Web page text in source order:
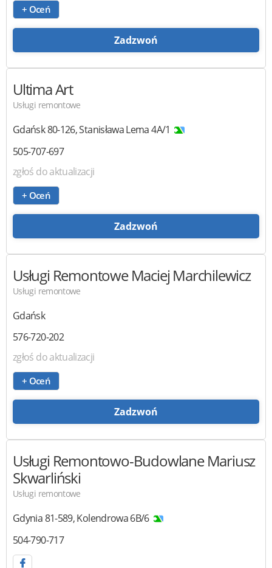
+ Oceń
Zadzwoń
Ultima Art
Usługi remontowe
Gdańsk80-126,Stanisława Lema 4A/1
505-707-697
zgłoś do aktualizacji
+ Oceń
Zadzwoń
Usługi Remontowe Maciej Marchilewicz
Usługi remontowe
Gdańsk
576-720-202
zgłoś do aktualizacji
+ Oceń
Zadzwoń
Usługi Remontowo-Budowlane Mariusz
Skwarliński
Usługi remontowe
Gdynia81-589,Kolendrowa 6B/6
504-790-717